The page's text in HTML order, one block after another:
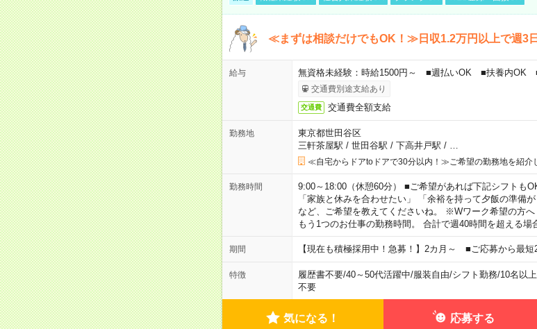
≪まずは相談だけでもOK！≫日収1.2万円以上で週3
給与 無資格未経験：時給1500円～ ■週払いOK ■扶養内OK
交通費別途支給あり
交通費 交通費全額支給
勤務地
東京都世田谷区
三軒茶屋駅 / 世田谷駅 / 下高井戸駅 /
≪自宅からドアtoドアで30分以内！≫ご希望の勤務地を紹介
勤務時間
9:00～18:00（休憩60分） ■ご希望があれば下記シフトも
「家族と休みを合わせたい」 「余裕を持って夕飯の準備
など、ご希望を教えてくださいね。 ※Wワーク希望の方へ
もう1つのお仕事の勤務時間。 合計で週40時間を超える場
期間 【現在も積極採用中！急募！】2カ月～ ■ご応募から最短
特徴 履歴書不要/40～50代活躍中/服装自由/シフト勤務/10名以
不要
気になる！ 応募する